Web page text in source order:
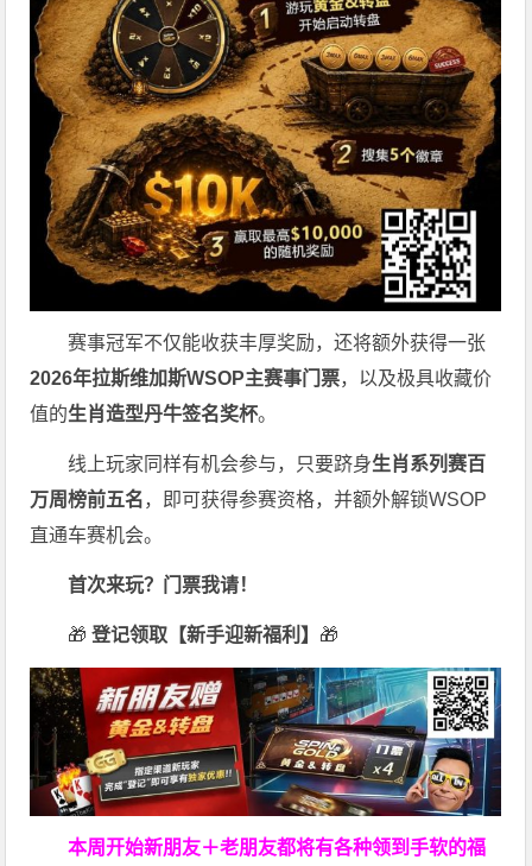
赛事冠军不仅能收获丰厚奖励，还将额外获得一张
2026年拉斯维加斯WSOP主赛事门票，以及极具收藏价
值的生肖造型丹牛签名奖杯。
线上玩家同样有机会参与，只要跻身生肖系列赛百
万周榜前五名，即可获得参赛资格，并额外解锁WSOP
直通车赛机会。
首次来玩？门票我请！
🎁 登记领取【新手迎新福利】 🎁
本周开始新朋友＋老朋友都将有各种领到手软的福